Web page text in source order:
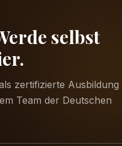
selbst
zertifizierte
Team der Deutschen